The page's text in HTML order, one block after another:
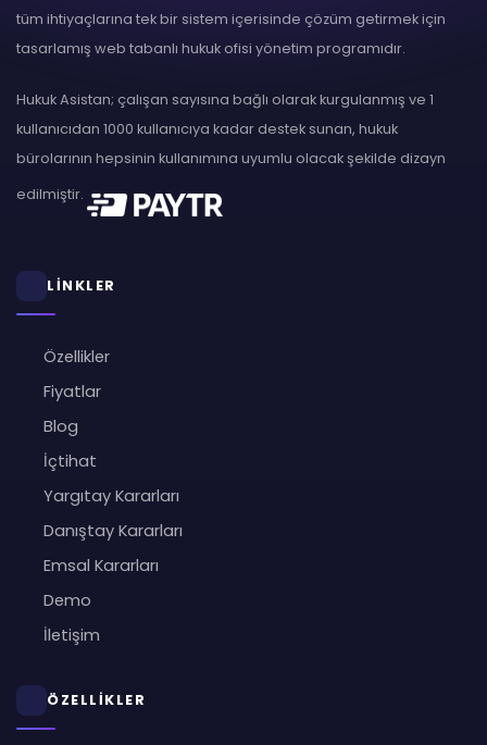
tüm ihtiyaçlarına tek bir sistem içerisinde çözüm getirmek için
tasarlamış web tabanlı hukuk ofisi yönetim programıdır.
Hukuk Asistan; çalışan sayısına bağlı olarak kurgulanmış ve 1
kullanıcıdan 1000 kullanıcıya kadar destek sunan, hukuk
bürolarının hepsinin kullanımına uyumlu olacak şekilde dizayn
edilmiştir.
LİNKLER
Özellikler
Fiyatlar
Blog
İçtihat
Yargıtay Kararları
Danıştay Kararları
Emsal Kararları
Demo
İletişim
ÖZELLİKLER